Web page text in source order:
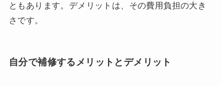
ともあります。デメリットは、その費用負担の大き
さです。
自分で補修するメリットとデメリット